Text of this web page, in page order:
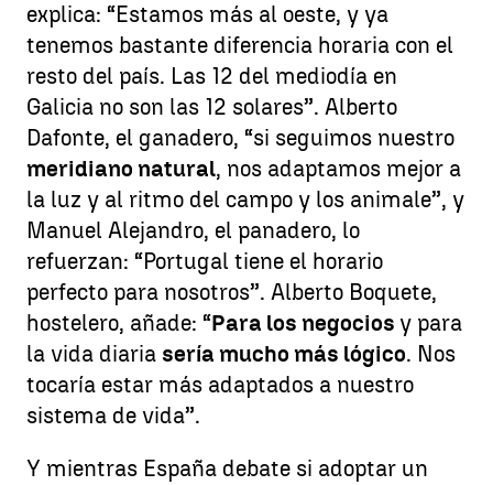
explica: “Estamos más al oeste, y ya
tenemos bastante diferencia horaria con el
resto del país. Las 12 del mediodía en
Galicia no son las 12 solares”. Alberto
Dafonte, el ganadero, “si seguimos nuestro
meridiano natural, nos adaptamos mejor a
la luz y al ritmo del campo y los animale”, y
Manuel Alejandro, el panadero, lo
refuerzan: “Portugal tiene el horario
perfecto para nosotros”. Alberto Boquete,
hostelero, añade: “Para los negocios y para
la vida diaria sería mucho más lógico. Nos
tocaría estar más adaptados a nuestro
sistema de vida”.
Y mientras España debate si adoptar un